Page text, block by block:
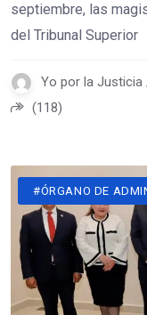
septiembre, las
del Tribunal Superior
Yo por la Justicia
(118)
#ÓRGANO DE